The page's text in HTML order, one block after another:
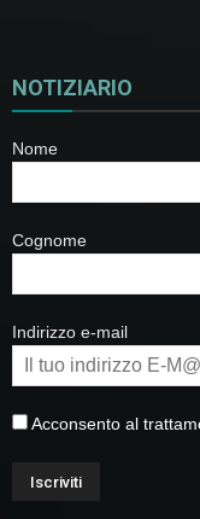
NOTIZIARIO
Nome
Cognome
Indirizzo e-mail
Acconsento al